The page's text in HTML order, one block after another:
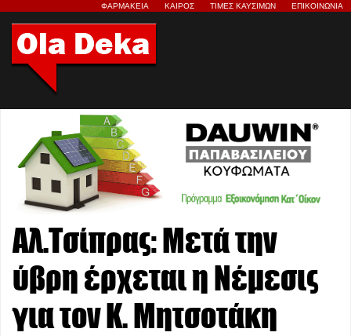
ΦΑΡΜΑΚΕΙΑ ΚΑΙΡΟΣ ΤΙΜΕΣ ΚΑΥΣΙΜΩΝ ΕΠΙΚΟΙΝΩΝΙΑ
Αλ.Τσίπρας: Μετά την
ύβρη έρχεται η Νέμεσις
για τον Κ. Μητσοτάκη